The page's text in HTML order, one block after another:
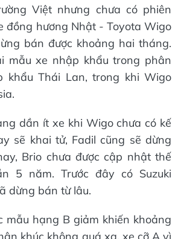
Việt nhưng chưa có phiên
đồng hương Nhật - Toyota Wigo
bán được khoảng hai tháng.
mẫu xe nhập khẩu trong phân
khẩu Thái Lan, trong khi Wigo
dần ít xe khi Wigo chưa có kế
sẽ khai tử, Fadil cũng sẽ dừng
Brio chưa được cập nhật thế
5 năm. Trước đây có Suzuki
dừng bán từ lâu.
mẫu hạng B giảm khiến khoảng